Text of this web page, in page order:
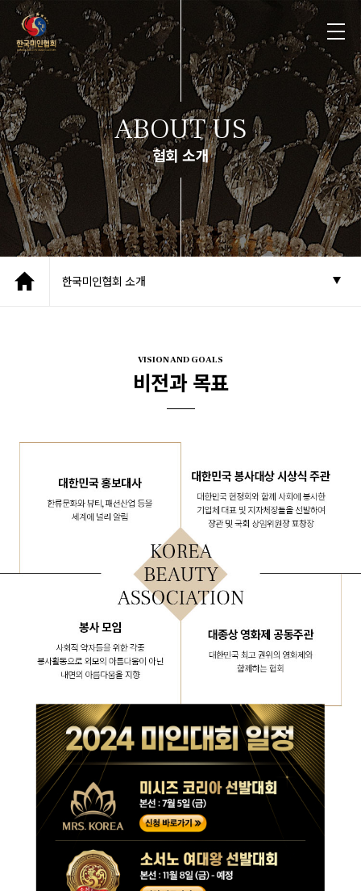
ABOUT US
협회 소개
한국미인협회 소개
VISION AND GOALS
비전과 목표
WHAT WE DO
한국 미인협회는 매년 10개의 대한민국 최고 미인대회를 주최합니다.